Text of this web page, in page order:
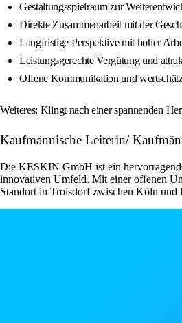
Gestaltungsspielraum zur
Direkte Zusammenarbeit mit der
Langfristige Perspektive mit hoher
Leistungsgerechte Vergütung und
Offene Kommunikation und
Weiteres: Klingt nach einer spannenden
Kaufmännische Leiterin/
Die KESKIN GmbH ist ein
innovativen Umfeld. Mit einer offenen
Standort in Troisdorf zwischen Köln und